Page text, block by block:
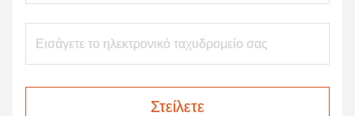
Στείλετε